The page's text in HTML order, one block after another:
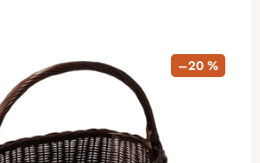
–20 %